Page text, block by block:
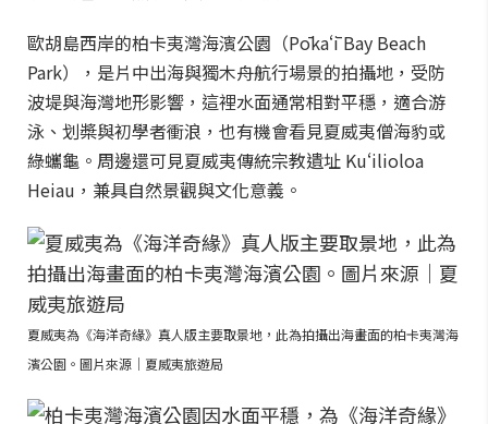
歐胡島西岸的柏卡夷灣海濱公園（Pōkaʻī Bay Beach
Park），是片中出海與獨木舟航行場景的拍攝地，受防
波堤與海灣地形影響，這裡水面通常相對平穩，適合游
泳、划槳與初學者衝浪，也有機會看見夏威夷僧海豹或
綠蠵龜。周邊還可見夏威夷傳統宗教遺址 Kuʻilioloa
Heiau，兼具自然景觀與文化意義。
夏威夷為《海洋奇緣》真人版主要取景地，此為拍攝出海畫面的柏卡夷灣海
濱公園。圖片來源｜夏威夷旅遊局